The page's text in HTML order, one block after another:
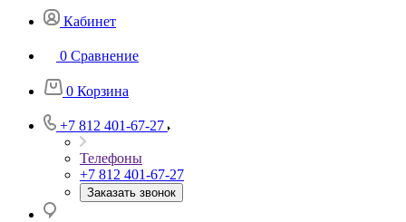
Кабинет
0 Сравнение
0 Корзина
+7 812 401-67-27
Телефоны
+7 812 401-67-27
Заказать звонок